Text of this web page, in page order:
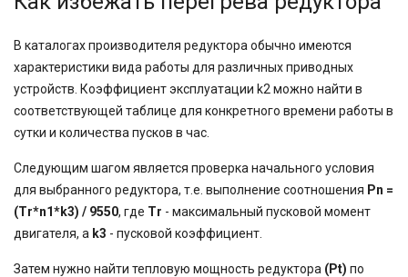
В каталогах производителя редуктора обычно имеются
характеристики вида работы для различных приводных
устройств. Коэффициент эксплуатации k2 можно найти в
соответствующей таблице для конкретного времени работы в
сутки и количества пусков в час.
Следующим шагом является проверка начального условия
для выбранного редуктора, т.е. выполнение соотношения Pn =
(Tr*n1*k3) / 9550, где Tr - максимальный пусковой момент
двигателя, а k3 - пусковой коэффициент.
Затем нужно найти тепловую мощность редуктора (Pt) по